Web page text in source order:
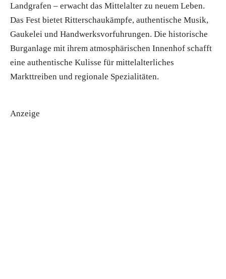
Landgrafen – erwacht das Mittelalter zu neuem Leben.
Das Fest bietet Ritterschaukämpfe, authentische Musik,
Gaukelei und Handwerksvorfuhrungen. Die historische
Burganlage mit ihrem atmosphärischen Innenhof schafft
eine authentische Kulisse für mittelalterliches
Markttreiben und regionale Spezialitäten.
Anzeige